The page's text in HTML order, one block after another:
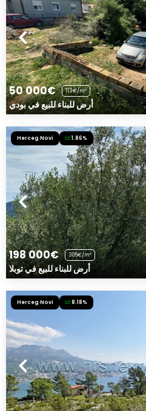
50 000€ 113€/m²
أرض للبناء للبيع في بودي
Herceg Novi 1.86%
198 000€ 305€/m²
أرض للبناء للبيع في توبلا
Herceg Novi 8.18%